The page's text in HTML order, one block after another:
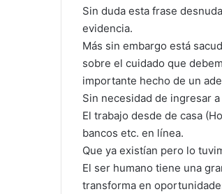
Sin duda esta frase
evidencia.
Más sin embargo está
sobre el cuidado que
importante hecho de un
Sin necesidad de ingresar
El trabajo desde de casa
bancos etc. en línea.
Que ya existían pero lo
El ser humano tiene una
transforma en